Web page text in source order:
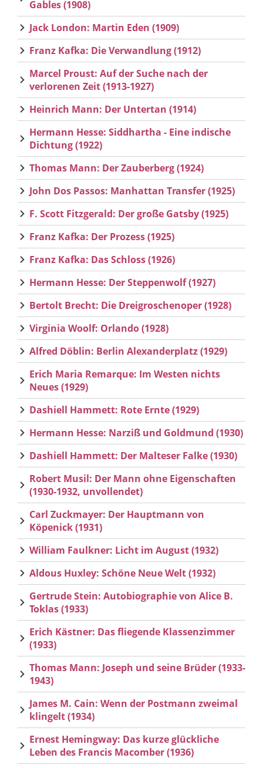
Gables (1908)
Jack London: Martin Eden (1909)
Franz Kafka: Die Verwandlung (1912)
Marcel Proust: Auf der Suche nach der
verlorenen Zeit (1913-1927)
Heinrich Mann: Der Untertan (1914)
Hermann Hesse: Siddhartha - Eine indische
Dichtung (1922)
Thomas Mann: Der Zauberberg (1924)
John Dos Passos: Manhattan Transfer (1925)
F. Scott Fitzgerald: Der große Gatsby (1925)
Franz Kafka: Der Prozess (1925)
Franz Kafka: Das Schloss (1926)
Hermann Hesse: Der Steppenwolf (1927)
Bertolt Brecht: Die Dreigroschenoper (1928)
Virginia Woolf: Orlando (1928)
Alfred Döblin: Berlin Alexanderplatz (1929)
Erich Maria Remarque: Im Westen nichts
Neues (1929)
Dashiell Hammett: Rote Ernte (1929)
Hermann Hesse: Narziß und Goldmund (1930)
Dashiell Hammett: Der Malteser Falke (1930)
Robert Musil: Der Mann ohne Eigenschaften
(1930-1932, unvollendet)
Carl Zuckmayer: Der Hauptmann von
Köpenick (1931)
William Faulkner: Licht im August (1932)
Aldous Huxley: Schöne Neue Welt (1932)
Gertrude Stein: Autobiographie von Alice B.
Toklas (1933)
Erich Kästner: Das fliegende Klassenzimmer
(1933)
Thomas Mann: Joseph und seine Brüder (1933-
1943)
James M. Cain: Wenn der Postmann zweimal
klingelt (1934)
Ernest Hemingway: Das kurze glückliche
Leben des Francis Macomber (1936)